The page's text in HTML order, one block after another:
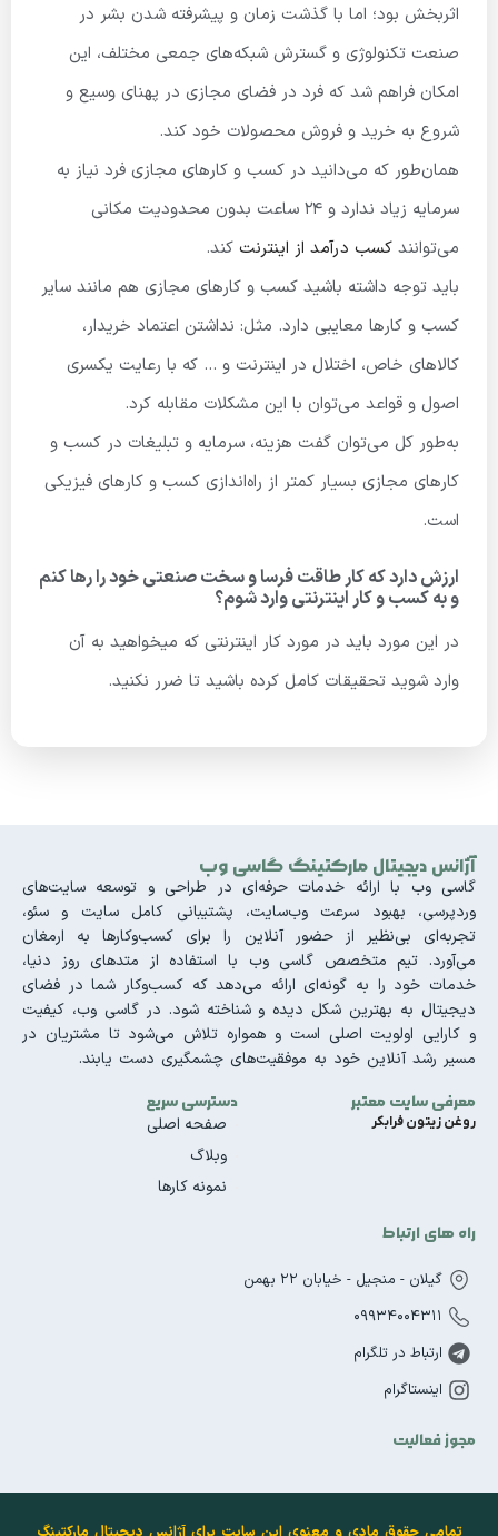
اثربخش بود؛ اما با گذشت زمان و پیشرفته شدن بشر در
صنعت تکنولوژی و گسترش شبکه‌های جمعی مختلف، این
امکان فراهم شد که فرد در فضای مجازی در پهنای وسیع و
شروع به خرید و فروش محصولات خود کند.
همان‌طور که می‌دانید در کسب و کارهای مجازی فرد نیاز به
سرمایه زیاد ندارد و ۲۴ ساعت بدون محدودیت مکانی
می‌توانند کسب درآمد از اینترنت کند.
باید توجه داشته باشید کسب و کارهای مجازی هم مانند سایر
کسب و کارها معایبی دارد. مثل: نداشتن اعتماد خریدار،
کالاهای خاص، اختلال در اینترنت و … که با رعایت یکسری
اصول و قواعد می‌توان با این مشکلات مقابله کرد.
به‌طور کل می‌توان گفت هزینه، سرمایه و تبلیغات در کسب و
کارهای مجازی بسیار کمتر از راه‌اندازی کسب و کارهای فیزیکی
است.
ارزش دارد که کار طاقت فرسا و سخت صنعتی خود را رها کنم
و به کسب و کار اینترنتی وارد شوم؟
در این مورد باید در مورد کار اینترنتی که میخواهید به آن
وارد شوید تحقیقات کامل کرده باشید تا ضرر نکنید.
آژانس دیجیتال مارکتینگ گاسی وب
گاسی وب با ارائه خدمات حرفه‌ای در طراحی و توسعه سایت‌های
وردپرسی، بهبود سرعت وب‌سایت، پشتیبانی کامل سایت و سئو،
تجربه‌ای بی‌نظیر از حضور آنلاین را برای کسب‌وکارها به ارمغان
می‌آورد. تیم متخصص گاسی وب با استفاده از متدهای روز دنیا،
خدمات خود را به گونه‌ای ارائه می‌دهد که کسب‌وکار شما در فضای
دیجیتال به بهترین شکل دیده و شناخته شود. در گاسی وب، کیفیت
و کارایی اولویت اصلی است و همواره تلاش می‌شود تا مشتریان در
مسیر رشد آنلاین خود به موفقیت‌های چشمگیری دست یابند.
معرفی سایت معتبر
روغن زیتون فرابکر
دسترسی سریع
صفحه اصلی
وبلاگ
نمونه کارها
راه های ارتباط
گیلان - منجیل - خیابان 22 بهمن
09934004311
ارتباط در تلگرام
اینستاگرام
مجوز فعالیت